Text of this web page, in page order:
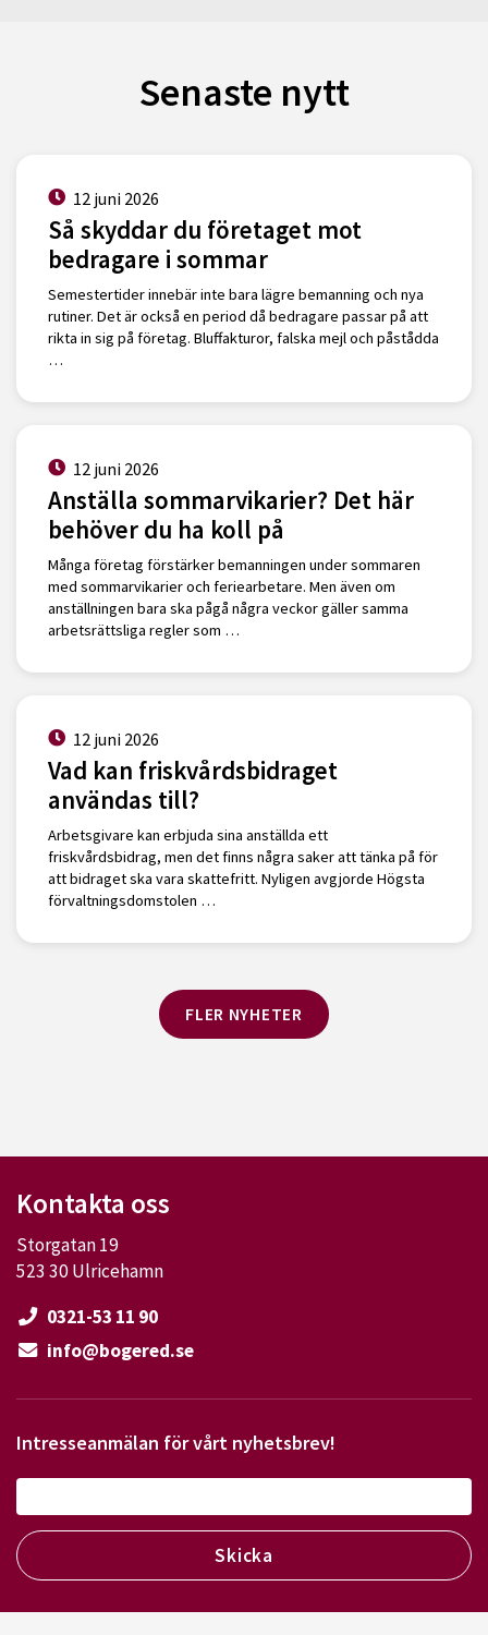
Senaste nytt
12 juni 2026
Så skyddar du företaget mot
bedragare i sommar
Semestertider innebär inte bara lägre bemanning och nya
rutiner. Det är också en period då bedragare passar på att
rikta in sig på företag. Bluffakturor, falska mejl och påstådda
…
12 juni 2026
Anställa sommarvikarier? Det här
behöver du ha koll på
Många företag förstärker bemanningen under sommaren
med sommarvikarier och feriearbetare. Men även om
anställningen bara ska pågå några veckor gäller samma
arbetsrättsliga regler som …
12 juni 2026
Vad kan friskvårdsbidraget
användas till?
Arbetsgivare kan erbjuda sina anställda ett
friskvårdsbidrag, men det finns några saker att tänka på för
att bidraget ska vara skattefritt. Nyligen avgjorde Högsta
förvaltningsdomstolen …
FLER NYHETER
Kontakta oss
Storgatan 19
523 30 Ulricehamn
0321-53 11 90
info@bogered.se
Intresseanmälan för vårt nyhetsbrev!